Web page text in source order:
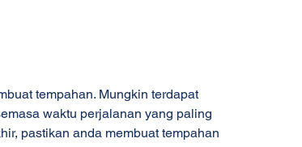
tempahan. Mungkin terdapat
waktu perjalanan yang paling
pastikan anda membuat tempahan